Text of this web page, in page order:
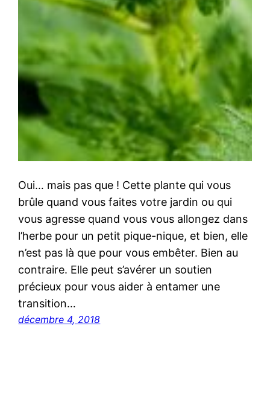
Oui… mais pas que ! Cette plante qui vous
brûle quand vous faites votre jardin ou qui
vous agresse quand vous vous allongez dans
l’herbe pour un petit pique-nique, et bien, elle
n’est pas là que pour vous embêter. Bien au
contraire. Elle peut s’avérer un soutien
précieux pour vous aider à entamer une
transition…
décembre 4, 2018